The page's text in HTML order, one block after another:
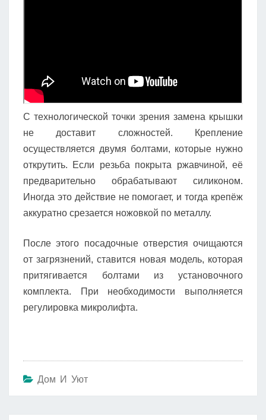
С технологической точки зрения замена крышки
не доставит сложностей. Крепление
осуществляется двумя болтами, которые нужно
открутить. Если резьба покрыта ржавчиной, её
предварительно обрабатывают силиконом.
Иногда это действие не помогает, и тогда крепёж
аккуратно срезается ножовкой по металлу.
После этого посадочные отверстия очищаются
от загрязнений, ставится новая модель, которая
притягивается болтами из установочного
комплекта. При необходимости выполняется
регулировка микролифта.
Дом И Уют